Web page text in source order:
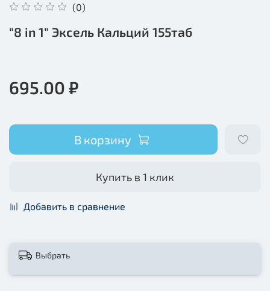
(0)
"8 in 1" Эксель Кальций 155таб
695.00 ₽
В корзину
Купить в 1 клик
Добавить в сравнение
Выбрать